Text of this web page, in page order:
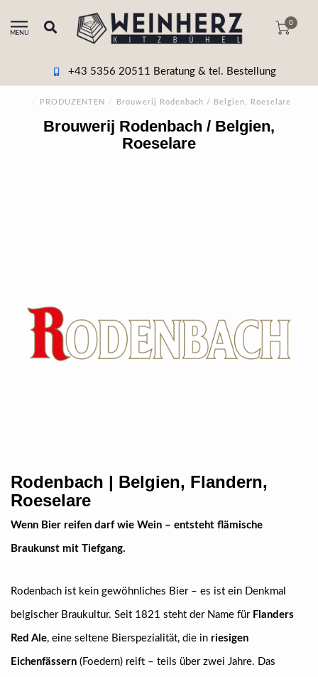
MENU
0
+43 5356 20511 Beratung & tel. Bestellung
/ PRODUZENTEN / Brouwerij Rodenbach / Belgien, Roeselare
Brouwerij Rodenbach / Belgien,
Roeselare
Rodenbach | Belgien, Flandern,
Roeselare
Wenn Bier reifen darf wie Wein – entsteht flämische
Braukunst mit Tiefgang.
Rodenbach ist kein gewöhnliches Bier – es ist ein Denkmal
belgischer Braukultur. Seit 1821 steht der Name für Flanders
Red Ale, eine seltene Bierspezialität, die in riesigen
Eichenfässern (Foedern) reift – teils über zwei Jahre. Das